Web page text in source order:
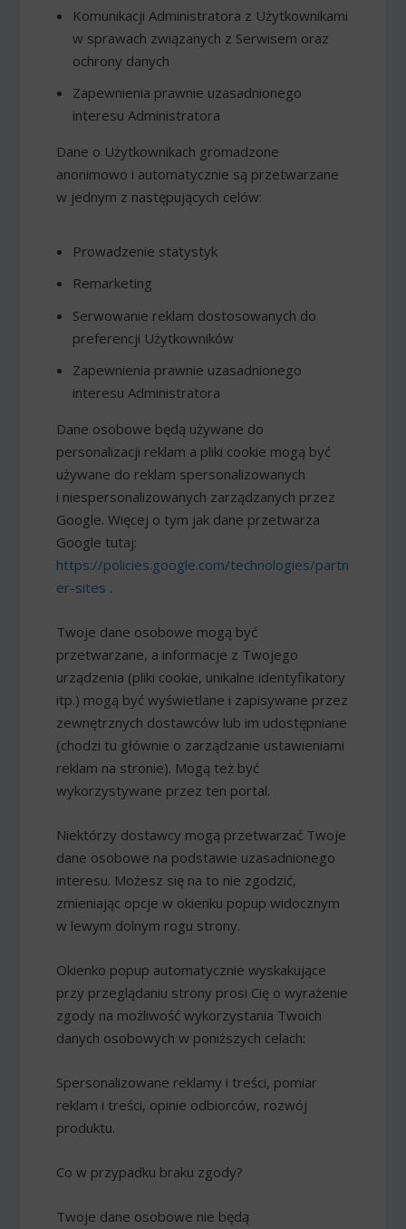
Komunikacji Administratora z Użytkownikami
w sprawach związanych z Serwisem oraz
ochrony danych
Zapewnienia prawnie uzasadnionego
interesu Administratora
Dane o Użytkownikach gromadzone
anonimowo i automatycznie są przetwarzane
w jednym z następujących celów:
Prowadzenie statystyk
Remarketing
Serwowanie reklam dostosowanych do
preferencji Użytkowników
Zapewnienia prawnie uzasadnionego
interesu Administratora
Dane osobowe będą używane do
personalizacji reklam a pliki cookie mogą być
używane do reklam spersonalizowanych
i niespersonalizowanych zarządzanych przez
Google. Więcej o tym jak dane przetwarza
Google tutaj:
https://policies.google.com/technologies/partn
er-sites .
Twoje dane osobowe mogą być
przetwarzane, a informacje z Twojego
urządzenia (pliki cookie, unikalne identyfikatory
itp.) mogą być wyświetlane i zapisywane przez
zewnętrznych dostawców lub im udostępniane
(chodzi tu głównie o zarządzanie ustawieniami
reklam na stronie). Mogą też być
wykorzystywane przez ten portal.
Niektórzy dostawcy mogą przetwarzać Twoje
dane osobowe na podstawie uzasadnionego
interesu. Możesz się na to nie zgodzić,
zmieniając opcje w okienku popup widocznym
w lewym dolnym rogu strony.
Okienko popup automatycznie wyskakujące
przy przeglądaniu strony prosi Cię o wyrażenie
zgody na możliwość wykorzystania Twoich
danych osobowych w poniższych celach:
Spersonalizowane reklamy i treści, pomiar
reklam i treści, opinie odbiorców, rozwój
produktu.
Co w przypadku braku zgody?
Twoje dane osobowe nie będą